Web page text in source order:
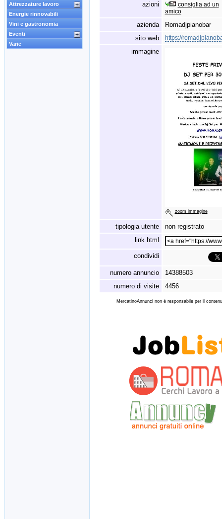
Attrezzature lavoro
Energie rinnovabili
Vini e gastronomia
Eventi
Varie
azioni
consiglia ad un
amico
azienda
Romadjpianobar
sito web
https://
immagine
zoom immagine
tipologia utente
non registrato
link html
condividi
numero annuncio
14388503
numero di visite
4456
MercatinoAnnunci non è responsabile per il